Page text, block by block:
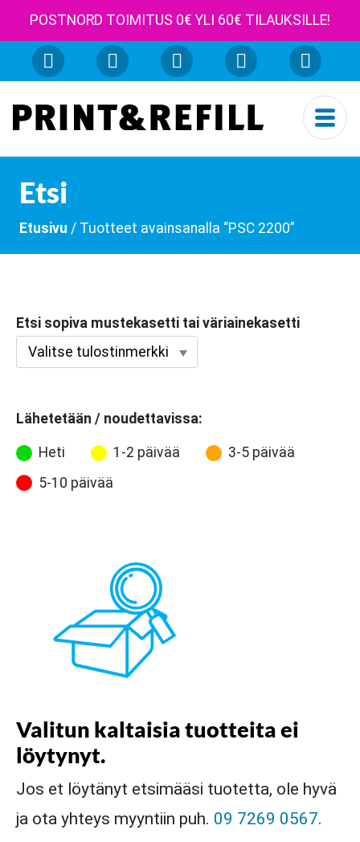
POSTNORD TOIMITUS 0€ YLI 60€ TILAUKSILLE!
Etsi
Etusivu / Tuotteet avainsanalla “PSC 2200”
Etsi sopiva mustekasetti tai väriainekasetti
Lähetetään / noudettavissa:
Heti 1-2 päivää
3-5 päivää
5-10 päivää
Valitun kaltaisia tuotteita ei
löytynyt.
Jos et löytänyt etsimääsi tuotetta, ole hyvä
ja ota yhteys myyntiin puh. 09 7269 0567.